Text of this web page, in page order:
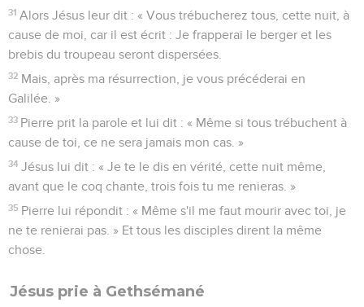
31 Alors Jésus leur dit : « Vous trébucherez tous, cette nuit, à
cause de moi, car il est écrit : Je frapperai le berger et les
brebis du troupeau seront dispersées.
32 Mais, après ma résurrection, je vous précéderai en
Galilée. »
33 Pierre prit la parole et lui dit : « Même si tous trébuchent à
cause de toi, ce ne sera jamais mon cas. »
34 Jésus lui dit : « Je te le dis en vérité, cette nuit même,
avant que le coq chante, trois fois tu me renieras. »
35 Pierre lui répondit : « Même s'il me faut mourir avec toi, je
ne te renierai pas. » Et tous les disciples dirent la même
chose.
Jésus prie à Gethsémané